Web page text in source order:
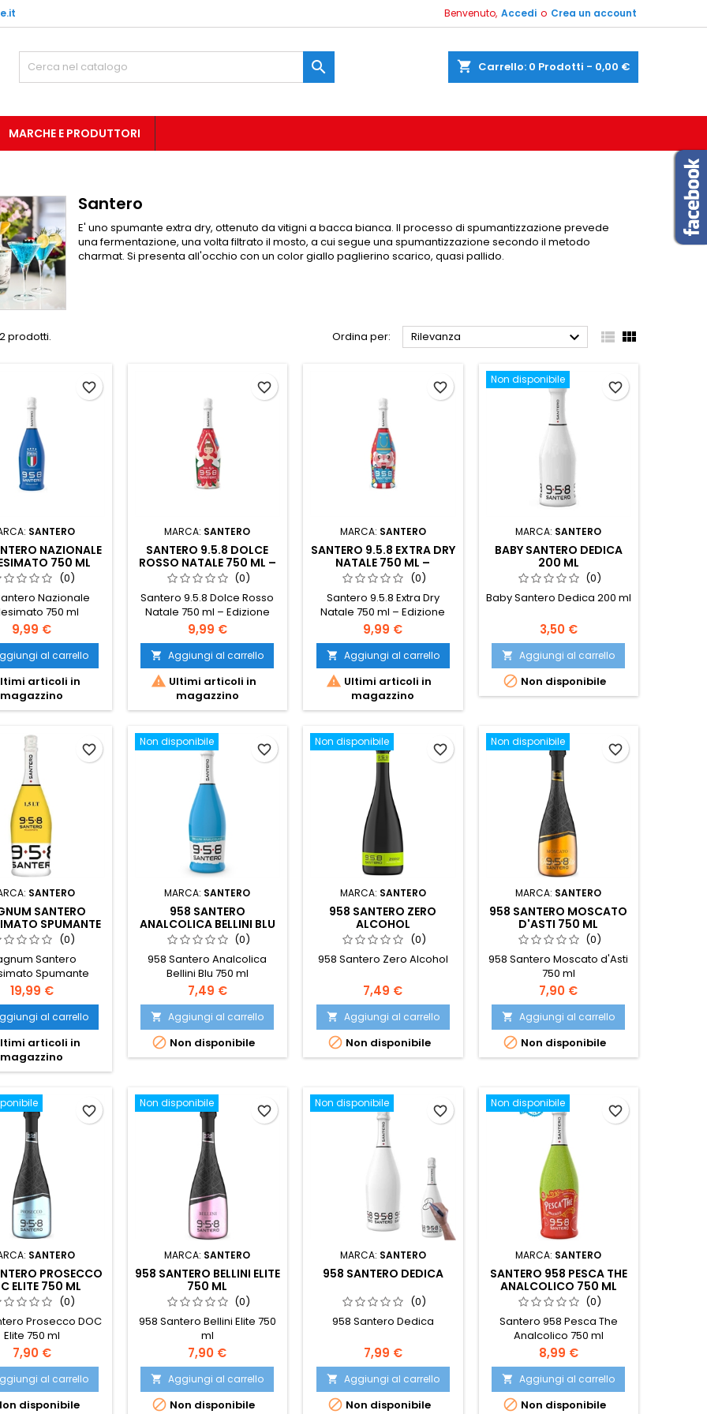
Benvenuto, Accedi o Crea un account
shopping_cart Carrello: 0 Prodotti - 0,00 €

MARCHE E PRODUTTORI
Santero
E' uno spumante extra dry, ottenuto da vitigni a bacca bianca. Il processo di spumantizzazione prevede
una fermentazione, una volta filtrato il mosto, a cui segue una spumantizzazione secondo il metodo
charmat. Si presenta all'occhio con un color giallo paglierino scarico, quasi pallido.
prodotti. Ordina per: Rilevanza   
SANTERO
NAZIONALE
750 ML
(0)
Nazionale
750 ml
Prezzo
9,99 €
al carrello
articoli in
magazzino
favorite_border
MARCA: SANTERO
SANTERO 9.5.8 DOLCE
ROSSO NATALE 750 ML –
EDIZIONE LIMITATA
(0)
Santero 9.5.8 Dolce Rosso
Natale 750 ml – Edizione
Limitata
Prezzo
9,99 €
 Aggiungi al carrello
 Ultimi articoli in
magazzino
favorite_border
MARCA: SANTERO
SANTERO 9.5.8 EXTRA DRY
NATALE 750 ML –
EDIZIONE LIMITATA
(0)
Santero 9.5.8 Extra Dry
Natale 750 ml – Edizione
Limitata
Prezzo
9,99 €
 Aggiungi al carrello
 Ultimi articoli in
magazzino
favorite_border
Non disponibile
MARCA: SANTERO
BABY SANTERO DEDICA
200 ML
(0)
Baby Santero Dedica 200 ml
Prezzo
3,50 €
 Aggiungi al carrello
 Non disponibile
favorite_border
SANTERO
SANTERO
SPUMANTE
EXTRA DRY 1,5
LITRI
(0)
Santero
Spumante
Extra Dry 1,5 litri
Prezzo
19,99 €
al carrello
articoli in
magazzino
favorite_border
Non disponibile
MARCA: SANTERO
958 SANTERO
ANALCOLICA BELLINI BLU
750 ML (0)
958 Santero Analcolica
Bellini Blu 750 ml
Prezzo
7,49 €
 Aggiungi al carrello
 Non disponibile
favorite_border
Non disponibile
MARCA: SANTERO
958 SANTERO ZERO
ALCOHOL
(0)
958 Santero Zero Alcohol
Prezzo
7,49 €
 Aggiungi al carrello
 Non disponibile
favorite_border
Non disponibile
MARCA: SANTERO
958 SANTERO MOSCATO
D'ASTI 750 ML
(0)
958 Santero Moscato d'Asti
750 ml
Prezzo
7,90 €
 Aggiungi al carrello
 Non disponibile
favorite_border
SANTERO
PROSECCO
ELITE 750 ML
(0)
Prosecco DOC
Elite 750 ml
Prezzo
7,90 €
al carrello
disponibile
favorite_border
Non disponibile
MARCA: SANTERO
958 SANTERO BELLINI ELITE
750 ML
(0)
958 Santero Bellini Elite 750
ml
Prezzo
7,90 €
 Aggiungi al carrello
 Non disponibile
favorite_border
Non disponibile
MARCA: SANTERO
958 SANTERO DEDICA
(0)
958 Santero Dedica
Prezzo
7,99 €
 Aggiungi al carrello
 Non disponibile
favorite_border
Non disponibile
MARCA: SANTERO
SANTERO 958 PESCA THE
ANALCOLICO 750 ML
(0)
Santero 958 Pesca The
Analcolico 750 ml
Prezzo
8,99 €
 Aggiungi al carrello
 Non disponibile
favorite_border